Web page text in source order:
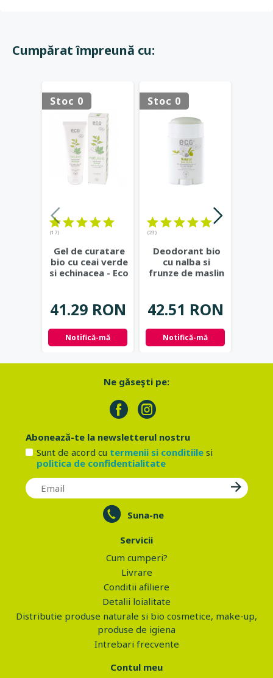
Cumpărat împreună cu:
Stoc 0
(17)
Gel de curatare
bio cu ceai verde
si echinacea - Eco
41.29 RON
Notifică-mă
Stoc 0
(23)
Deodorant bio
cu nalba si
frunze de maslin
42.51 RON
Notifică-mă
Ne găseşti pe:
Abonează-te la newsletterul nostru
Sunt de acord cu termenii si conditiilesi
politica de confidentialitate
Suna-ne
Servicii
Cum cumperi?
Livrare
Conditii afiliere
Detalii loialitate
Distributie produse naturale si bio cosmetice, make-up,
produse de igiena
Intrebari frecvente
Contul meu